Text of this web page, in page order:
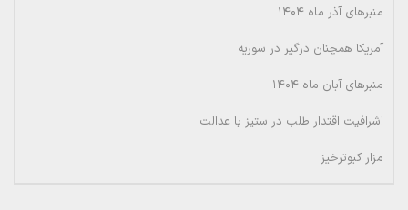
منبرهای آذر ماه ۱۴۰۴
آمریکا همچنان درگیر در سوریه
منبرهای آبان ماه ۱۴۰۴
اشرافیت اقتدار طلب در ستیز با عدالت
مزار کبوترخیز